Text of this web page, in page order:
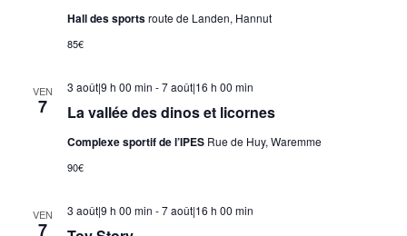
Hall des sportsroute de Landen, Hannut
85€
VEN
7 La vallée des dinos et licornes
3 août|9 h 00 min -7 août|16 h 00 min
Complexe sportif de l’IPES Rue de Huy, Waremme
90€
VEN
7
3 août|9 h 00 min -7 août|16 h 00 min